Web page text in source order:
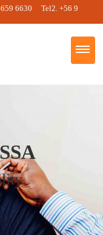
6630 Tel2. +56 9